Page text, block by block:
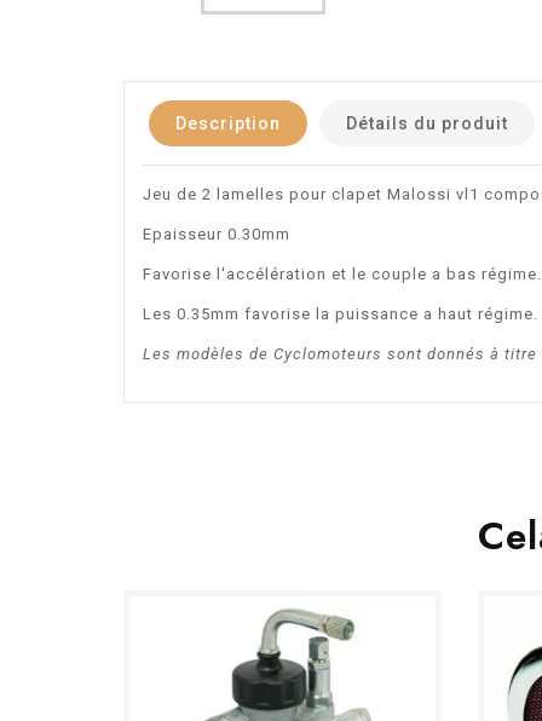
Description Détails du produit
Jeu de 2 lamelles pour clapet Malossi vl1
Epaisseur 0.30mm
Favorise l'accélération et le couple a bas régime.
Les 0.35mm favorise la puissance a haut régime.
Les modèles de Cyclomoteurs sont donnés à